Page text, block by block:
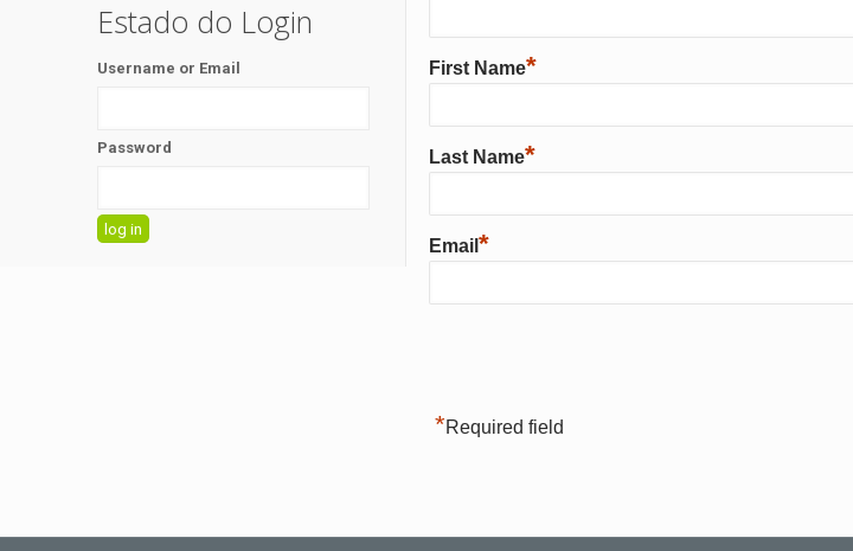
First Name*
Last Name*
Email *
*Required field
Estado do Login
Username or Email
Password